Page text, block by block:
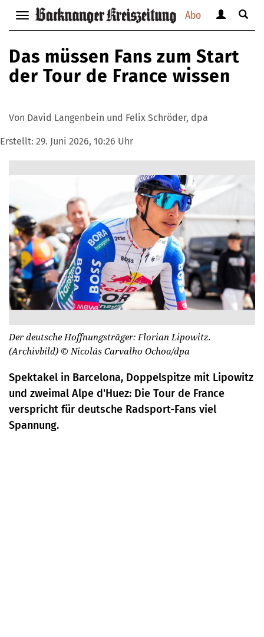
Abo
Navigation
anzeigen
verbergen
anzeigen
verbergen
Suche
Das müssen Fans zum Start
der Tour de France wissen
Von David Langenbein und Felix Schröder, dpa
Erstellt: 29. Juni 2026, 10:26 Uhr
Der deutsche Hoffnungsträger: Florian Lipowitz.
(Archivbild) © Nicolás Carvalho Ochoa/dpa
Spektakel in Barcelona, Doppelspitze mit Lipowitz
und zweimal Alpe d'Huez: Die Tour de France
verspricht für deutsche Radsport-Fans viel
Spannung.